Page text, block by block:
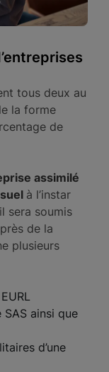
tous deux au
la forme
de
assimilé
à l’instar
sera soumis
de la
plusieurs
SAS ainsi que
d’une